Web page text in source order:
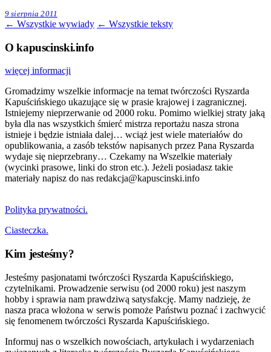
9 sierpnia 2011
← Wszystkie wywiady ← Wszystkie teksty
O kapuscinski.info
więcej informacji
Gromadzimy wszelkie informacje na temat twórczości Ryszarda
Kapuścińskiego ukazujące się w prasie krajowej i zagranicznej.
Istniejemy nieprzerwanie od 2000 roku. Pomimo wielkiej straty jaką
była dla nas wszystkich śmierć mistrza reportażu nasza strona
istnieje i będzie istniała dalej… wciąż jest wiele materiałów do
opublikowania, a zasób tekstów napisanych przez Pana Ryszarda
wydaje się nieprzebrany… Czekamy na Wszelkie materiały
(wycinki prasowe, linki do stron etc.). Jeżeli posiadasz takie
materiały napisz do nas redakcja@kapuscinski.info
Polityka prywatności.
Ciasteczka.
Kim jesteśmy?
Jesteśmy pasjonatami twórczości Ryszarda Kapuścińskiego,
czytelnikami. Prowadzenie serwisu (od 2000 roku) jest naszym
hobby i sprawia nam prawdziwą satysfakcję. Mamy nadzieję, że
nasza praca włożona w serwis pomoże Państwu poznać i zachwycić
się fenomenem twórczości Ryszarda Kapuścińskiego.
Informuj nas o wszelkich nowościach, artykułach i wydarzeniach